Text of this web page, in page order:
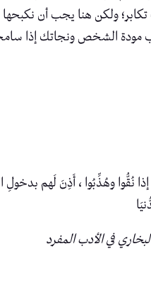
تكابر؛ ولكن هنا يجب أن
كسب مودة الشخص ونجاتك إذا
نُقُّوا وهُذِّبُوا ، أَذِنَ لَهم
في الأدب المفرد